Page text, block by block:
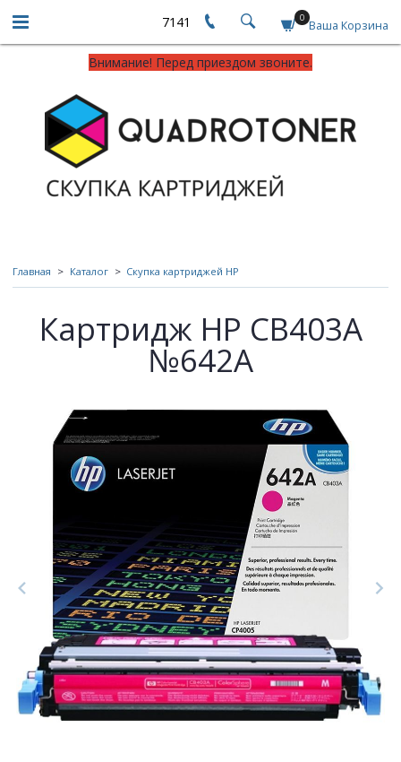
7141 0 Ваша Корзина
Внимание! Перед приездом звоните.
Главная Каталог Скупка картриджей HP
Картридж HP CB403A
№642A